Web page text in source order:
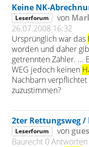
Keine NK-
Leserforum von
26.07.2008 16:32
Ursprünglich war das
worden und daher
getrennten Zähler. ...
WEG jedoch keinen
Nachbarn
zuzustimmen?
2ter Rettungsweg
Leserforum von
Baurecht 0 Antworten